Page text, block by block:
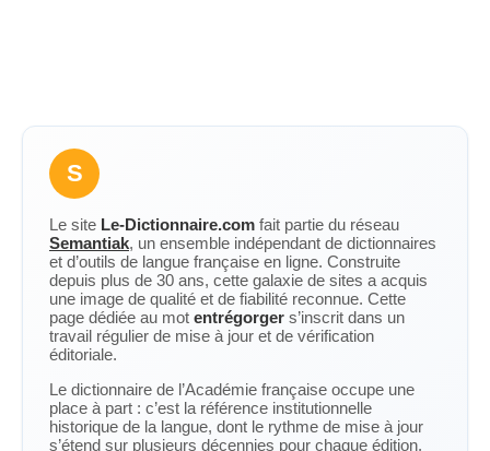
S
Le site Le-Dictionnaire.com fait partie du réseau
Semantiak, un ensemble indépendant de dictionnaires
et d’outils de langue française en ligne. Construite
depuis plus de 30 ans, cette galaxie de sites a acquis
une image de qualité et de fiabilité reconnue. Cette
page dédiée au mot entrégorger s’inscrit dans un
travail régulier de mise à jour et de vérification
éditoriale.
Le dictionnaire de l’Académie française occupe une
place à part : c’est la référence institutionnelle
historique de la langue, dont le rythme de mise à jour
s’étend sur plusieurs décennies pour chaque édition.